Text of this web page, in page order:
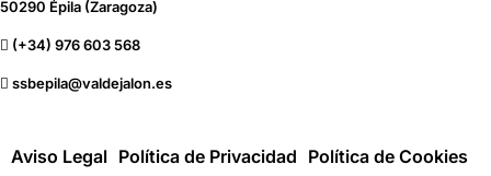
50290 Épila (Zaragoza)
(+34) 976 603 568
ssbepila@valdejalon.es
Aviso Legal Política de Privacidad Política de Cookies